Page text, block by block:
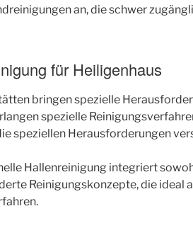
an, die schwer
für Heiligenhaus
bringen spezielle
spezielle
speziellen Herausforderungen
Hallenreinigung integriert
Reinigungskonzepte, die